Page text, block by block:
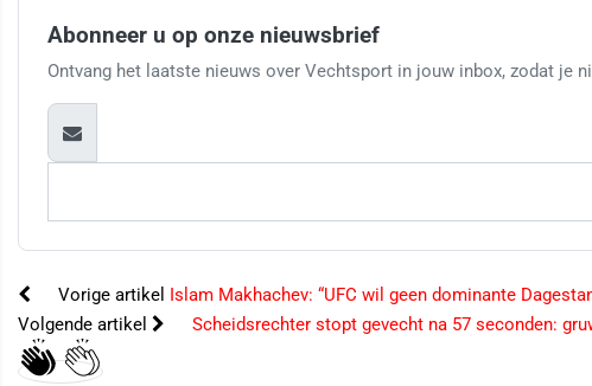
Abonneer u op onze nieuwsbrief
Ontvang het laatste nieuws over Vechtsport in jouw inbox, zodat je
Vorige artikel Islam Makhachev: “UFC wil geen dominante
Volgende artikel
Scheidsrechter stopt gevecht na 57 seconden: